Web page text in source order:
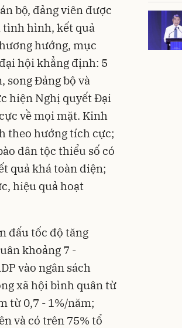
bộ, đảng viên được
tình hình, kết quả
hướng, mục
hội khẳng định: 5
song Đảng bộ và
hiện Nghị quyết Đại
về mọi mặt. Kinh
theo hướng tích cực;
dân tộc thiểu số có
quả khá toàn diện;
hiệu quả hoạt
đấu tốc độ tăng
khoảng 7 -
vào ngân sách
xã hội bình quân từ
từ 0,7 - 1%/năm;
và có trên 75% tổ